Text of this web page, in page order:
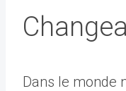
Dans le monde